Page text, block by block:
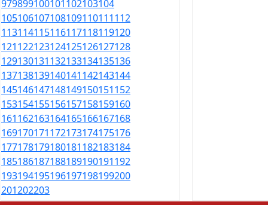
979899100101102103104
105106107108109110111112
113114115116117118119120
121122123124125126127128
129130131132133134135136
137138139140141142143144
145146147148149150151152
153154155156157158159160
161162163164165166167168
169170171172173174175176
177178179180181182183184
185186187188189190191192
193194195196197198199200
201202203